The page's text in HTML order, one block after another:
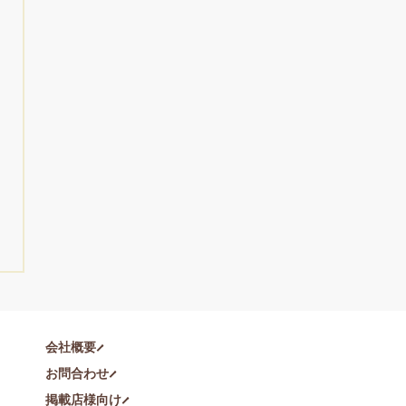
会社概要
お問合わせ
掲載店様向け